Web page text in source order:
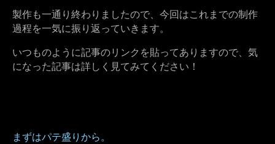
製作も一通り終わりましたので、今回はこれまでの制作
過程を一気に振り返っていきます。
いつものように記事のリンクを貼ってありますので、気
になった記事は詳しく見てみてください！
まずはパテ盛りから。